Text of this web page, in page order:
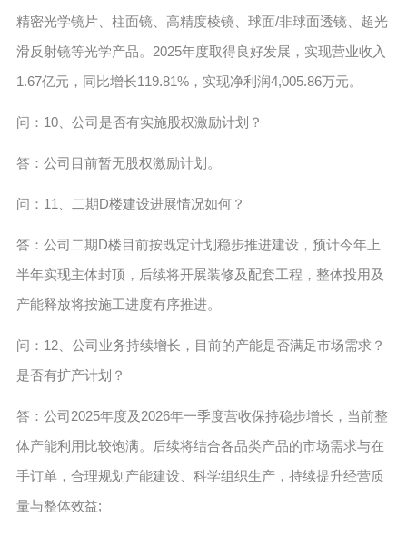
精密光学镜片、柱面镜、高精度棱镜、球面/非球面透镜、超光
滑反射镜等光学产品。2025年度取得良好发展，实现营业收入
1.67亿元，同比增长119.81%，实现净利润4,005.86万元。
问：10、公司是否有实施股权激励计划？
答：公司目前暂无股权激励计划。
问：11、二期D楼建设进展情况如何？
答：公司二期D楼目前按既定计划稳步推进建设，预计今年上
半年实现主体封顶，后续将开展装修及配套工程，整体投用及
产能释放将按施工进度有序推进。
问：12、公司业务持续增长，目前的产能是否满足市场需求？
是否有扩产计划？
答：公司2025年度及2026年一季度营收保持稳步增长，当前整
体产能利用比较饱满。后续将结合各品类产品的市场需求与在
手订单，合理规划产能建设、科学组织生产，持续提升经营质
量与整体效益;